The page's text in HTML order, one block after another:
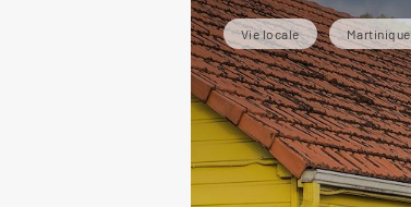
Vie locale Martinique